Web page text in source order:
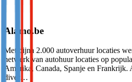
Alamo.be
Met bijna 2.000 autoverhuur locaties
netwerk van autohuur locaties op
Amerika, Canada, Spanje en Frankrijk.
diver…